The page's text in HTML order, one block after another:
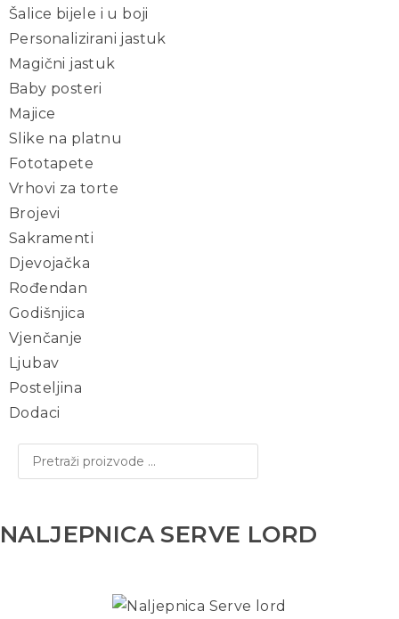
Šalice bijele i u boji
Personalizirani jastuk
Magični jastuk
Baby posteri
Majice
Slike na platnu
Fototapete
Vrhovi za torte
Brojevi
Sakramenti
Djevojačka
Rođendan
Godišnjica
Vjenčanje
Ljubav
Posteljina
Dodaci
NALJEPNICA SERVE LORD